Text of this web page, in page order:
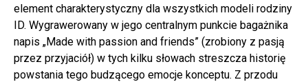
element charakterystyczny dla wszystkich modeli rodziny
ID. Wygrawerowany w jego centralnym punkcie bagażnika
napis „Made with passion and friends” (zrobiony z pasją
przez przyjaciół) w tych kilku słowach streszcza historię
powstania tego budzącego emocje konceptu. Z przodu